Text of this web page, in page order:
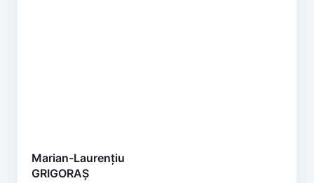
Marian-Laurențiu
GRIGORAȘ